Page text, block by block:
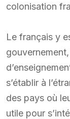
colonisation
Le français y
s’établir à
des pays où
utile pour